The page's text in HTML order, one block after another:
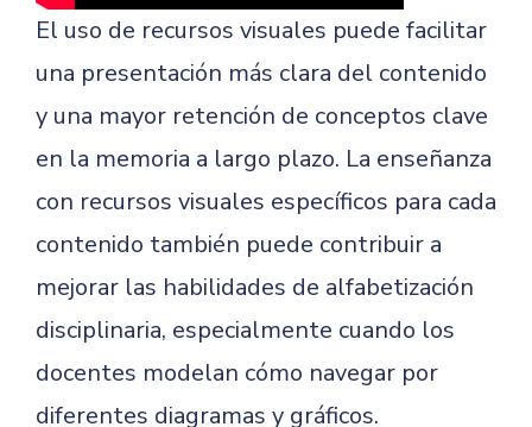
El uso de recursos visuales puede facilitar
una presentación más clara del contenido
y una mayor retención de conceptos clave
en la memoria a largo plazo. La enseñanza
con recursos visuales específicos para cada
contenido también puede contribuir a
mejorar las habilidades de alfabetización
disciplinaria, especialmente cuando los
docentes modelan cómo navegar por
diferentes diagramas y gráficos.